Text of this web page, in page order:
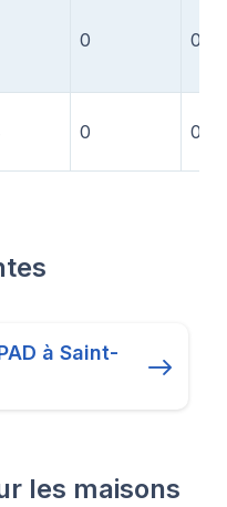
0 0
0 0
à Saint-
les maisons